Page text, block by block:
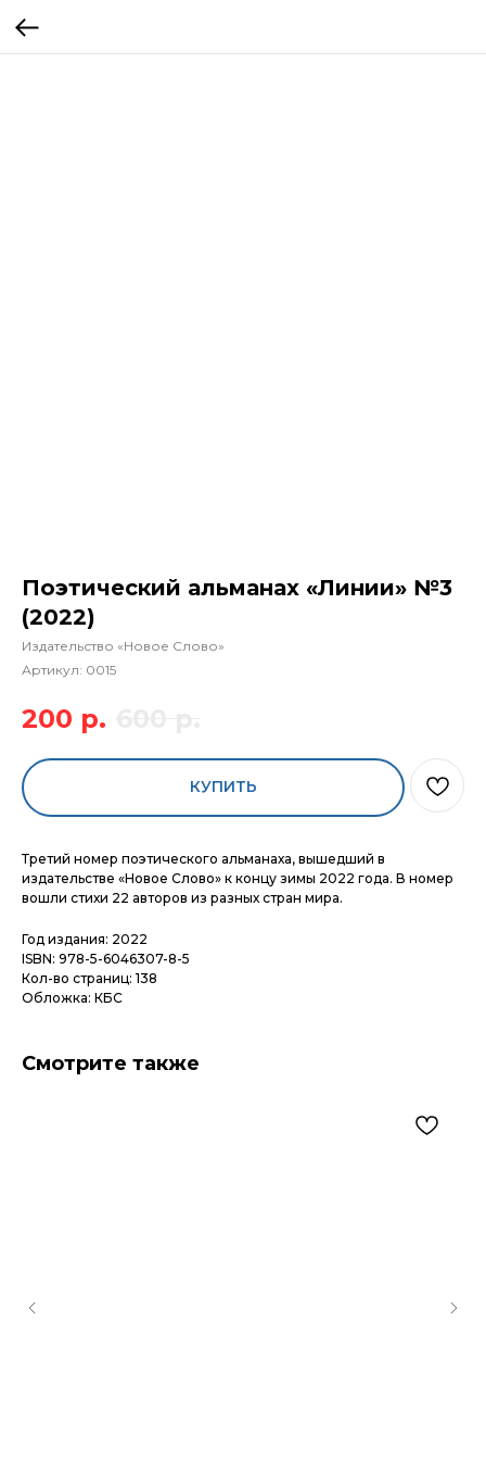
Поэтический альманах «Линии» №3
(2022)
Издательство «Новое Слово»
Артикул: 0015
200 р.
КУПИТЬ
Третий номер поэтического альманаха, вышедший в
издательстве «Новое Слово» к концу зимы 2022 года. В номер
вошли стихи 22 авторов из разных стран мира.
Год издания: 2022
ISBN: 978-5-6046307-8-5
Кол-во страниц: 138
Обложка: КБС
Смотрите также